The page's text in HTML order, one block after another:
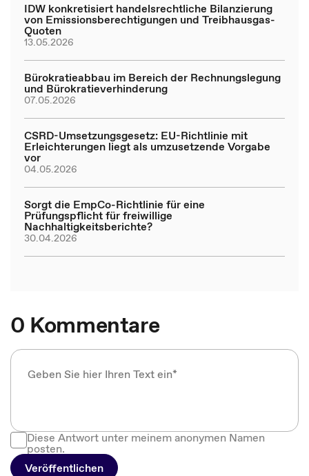
IDW konkretisiert handelsrechtliche Bilanzierung
von Emissionsberechtigungen und Treibhausgas-
Quoten
13.05.2026
Bürokratieabbau im Bereich der Rechnungslegung
und Bürokratieverhinderung
07.05.2026
CSRD-Umsetzungsgesetz: EU-Richtlinie mit
Erleichterungen liegt als umzusetzende Vorgabe
vor
04.05.2026
Sorgt die EmpCo-Richtlinie für eine
Prüfungspflicht für freiwillige
Nachhaltigkeitsberichte?
30.04.2026
0 Kommentare
Diese Antwort unter meinem anonymen Namen
posten.
Veröffentlichen